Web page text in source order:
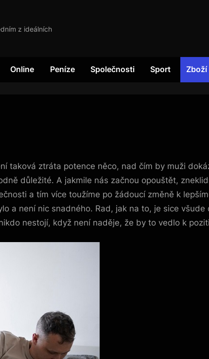
z ideálních
Online Peníze Společnosti Sport Zboží
taková ztráta potence něco, nad čím by muži
důležité. A jakmile nás začnou opouštět,
a tím více toužíme po žádoucí změně k
a není nic snadného. Rad, jak na to, je sice
nestojí, když není naděje, že by to vedlo k